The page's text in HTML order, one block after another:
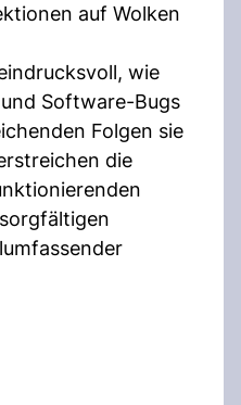
auf Wolken
wie
Software-Bugs
Folgen sie
die